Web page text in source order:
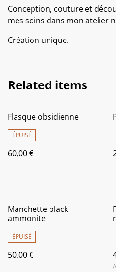
Conception, couture et
mes soins dans mon atelier
Création unique.
Related items
Flasque obsidienne
ÉPUISÉ
60,00 €
Manchette black
ammonite
ÉPUISÉ
50,00 €